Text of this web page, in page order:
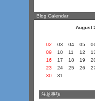
Blog Calendar
August
02
03 04 05
09
10 11 12
16
17 18 19
23
24 25 26
30
31
注意事項